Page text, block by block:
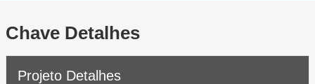
Chave Detalhes
Projeto Detalhes